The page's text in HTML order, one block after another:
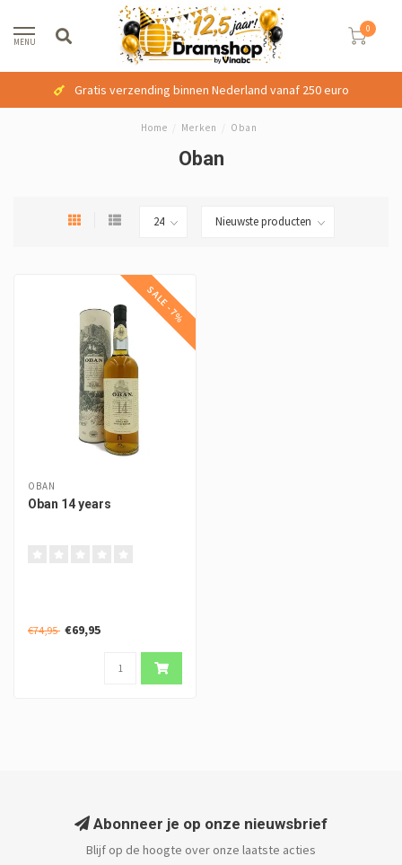
MENU
0
Gratis verzending binnen Nederland vanaf 250 euro
Home Merken Oban
Oban
SALE -7%
OBAN
Oban 14 years
€74,95 €69,95
Abonneer je op onze nieuwsbrief
Blijf op de hoogte over onze laatste acties